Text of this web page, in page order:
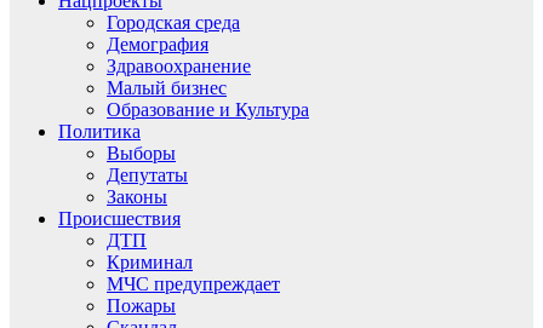
Городская среда
Демография
Здравоохранение
Малый бизнес
Образование и Культура
Политика
Выборы
Депутаты
Законы
Происшествия
ДТП
Криминал
МЧС предупреждает
Пожары